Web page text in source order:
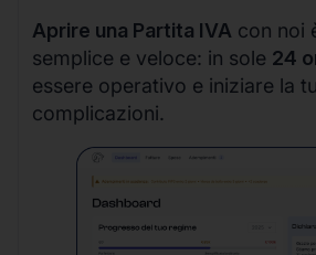
Aprire una Partita IVA con noi
semplice e veloce: in sole 24
essere operativo e iniziare la
complicazioni.